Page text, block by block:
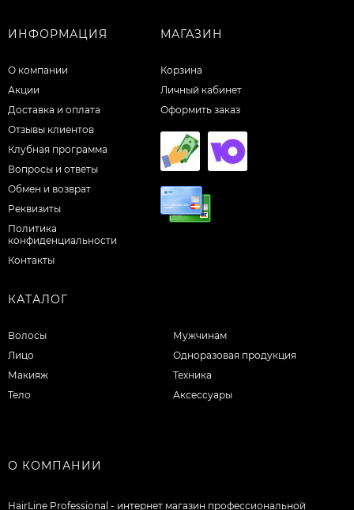
ИНФОРМАЦИЯ
О компании
Акции
Доставка и оплата
Отзывы клиентов
Клубная программа
Вопросы и ответы
Обмен и возврат
Реквизиты
Политика
конфиденциальности
Контакты
МАГАЗИН
Корзина
Личный кабинет
Оформить заказ
КАТАЛОГ
Волосы
Лицо
Макияж
Тело
Мужчинам
Одноразовая продукция
Техника
Аксессуары
О КОМПАНИИ
HairLine Professional - интернет магазин профессиональной